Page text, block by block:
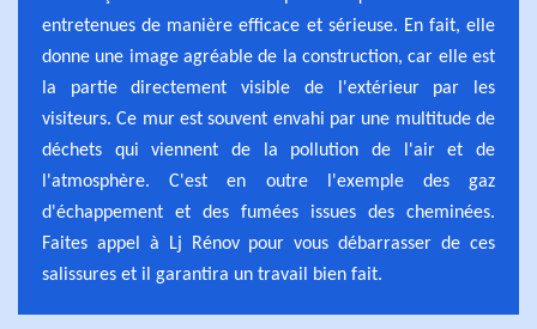
entretenues de manière efficace et sérieuse. En fait, elle
donne une image agréable de la construction, car elle est
la partie directement visible de l'extérieur par les
visiteurs. Ce mur est souvent envahi par une multitude de
déchets qui viennent de la pollution de l'air et de
l'atmosphère. C'est en outre l'exemple des gaz
d'échappement et des fumées issues des cheminées.
Faites appel à Lj Rénov pour vous débarrasser de ces
salissures et il garantira un travail bien fait.